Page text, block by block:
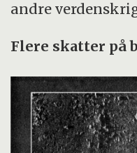
I tillegg er det en
stabil, havmiljøet
navigasjonen
andre
Flere skatter på